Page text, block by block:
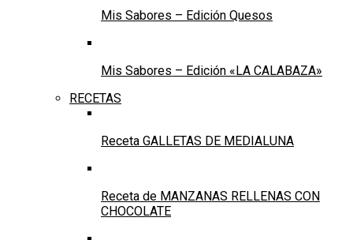
Mis Sabores – Edición Quesos
Mis Sabores – Edición «LA CALABAZA»
RECETAS
Receta GALLETAS DE MEDIALUNA
Receta de MANZANAS RELLENAS CON
CHOCOLATE